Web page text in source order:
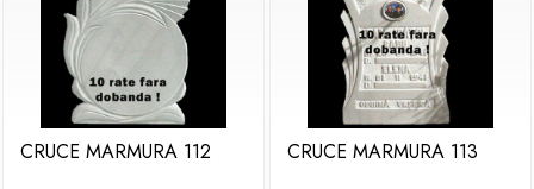
CRUCE MARMURA 112 CRUCE MARMURA 113